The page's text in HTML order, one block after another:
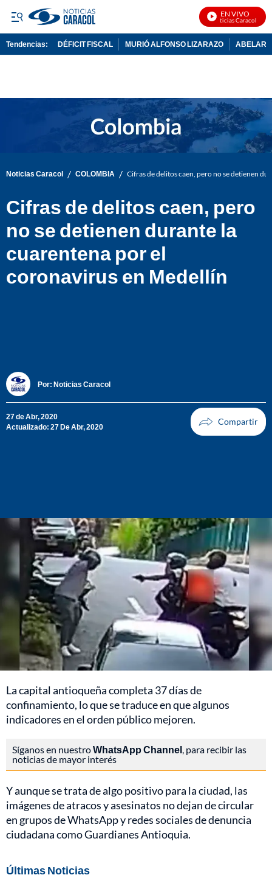
EN VIVO
Noticias Caracol En
Tendencias: DÉFICIT FISCAL MURIÓ ALFONSO LIZARAZO
Noticias Caracol / COLOMBIA / Cifras de delitos caen, pero no se detienen
Cifras de delitos caen, pero
no se detienen durante la
cuarentena por el
coronavirus en Medellín
Por: Noticias Caracol
27 de Abr, 2020
Actualizado: 27 De Abr, 2020
La capital antioqueña completa 37 días de
confinamiento, lo que se traduce en que algunos
indicadores en el orden público mejoren.
Síganos en nuestroWhatsApp Channel, para recibir las
noticias de mayor interés
Y aunque se trata de algo positivo para la ciudad, las
imágenes de atracos y asesinatos no dejan de circular
en grupos de WhatsApp y redes sociales de denuncia
ciudadana como Guardianes Antioquia.
Últimas Noticias